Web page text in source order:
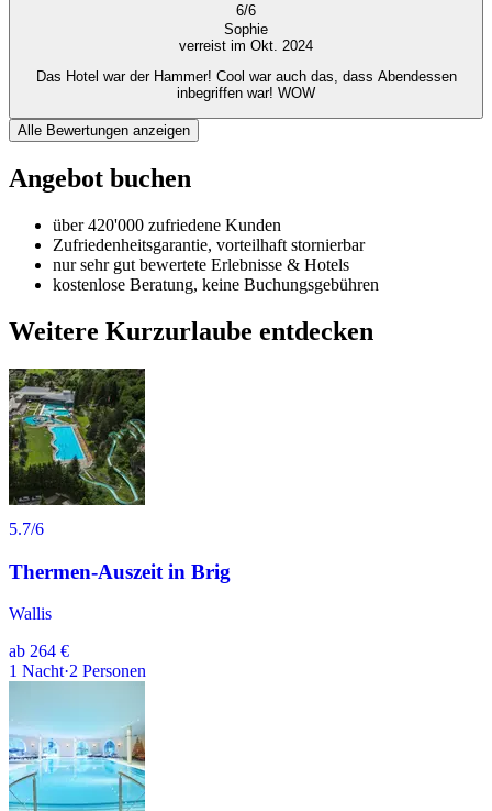
6/6
Sophie
verreist im Okt. 2024
Das Hotel war der Hammer! Cool war auch das, dass Abendessen
inbegriffen war! WOW
Alle Bewertungen anzeigen
Angebot buchen
über 420'000 zufriedene Kunden
Zufriedenheitsgarantie, vorteilhaft stornierbar
nur sehr gut bewertete Erlebnisse & Hotels
kostenlose Beratung, keine Buchungsgebühren
Weitere Kurzurlaube entdecken
5.7/6
Thermen-Auszeit in Brig
Wallis
ab 264 €
1 Nacht·2 Personen